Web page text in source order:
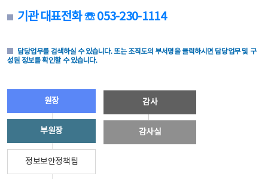
기관 대표전화 ☏ 053-230-1114
담당업무를 검색하실 수 있습니다. 또는 조직도의 부서명을 클릭하시면 담당업무 및 구
성원 정보를 확인할 수 있습니다.
원장
부원장
정보보안정책팀
감사
감사실